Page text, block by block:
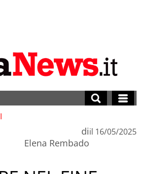
di
Elena Rembado
il 16/05/2025